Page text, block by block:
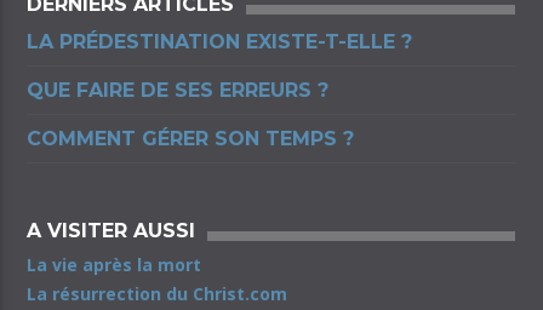
LA PRÉDESTINATION EXISTE-T-ELLE ?
QUE FAIRE DE SES ERREURS ?
COMMENT GÉRER SON TEMPS ?
A VISITER AUSSI
La vie après la mort
La résurrection du Christ.com